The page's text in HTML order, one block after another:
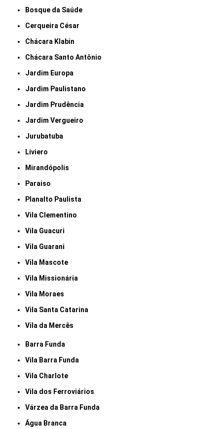
Bosque da Saúde
Cerqueira César
Chácara Klabin
Chácara Santo Antônio
Jardim Europa
Jardim Paulistano
Jardim Prudência
Jardim Vergueiro
Jurubatuba
Liviero
Mirandópolis
Paraiso
Planalto Paulista
Vila Clementino
Vila Guacuri
Vila Guarani
Vila Mascote
Vila Missionária
Vila Moraes
Vila Santa Catarina
Vila da Mercês
Barra Funda
Vila Barra Funda
Vila Charlote
Vila dos Ferroviários
Várzea da Barra Funda
Água Branca